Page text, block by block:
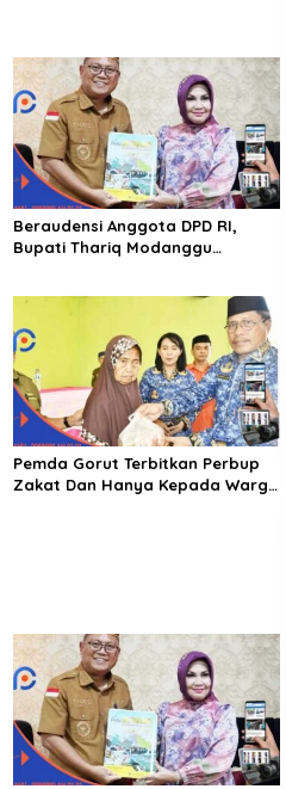
Beraudensi Anggota DPD RI,
Bupati Thariq Modanggu
Pemda Gorut Terbitkan Perbup
Zakat Dan Hanya Kepada Warga